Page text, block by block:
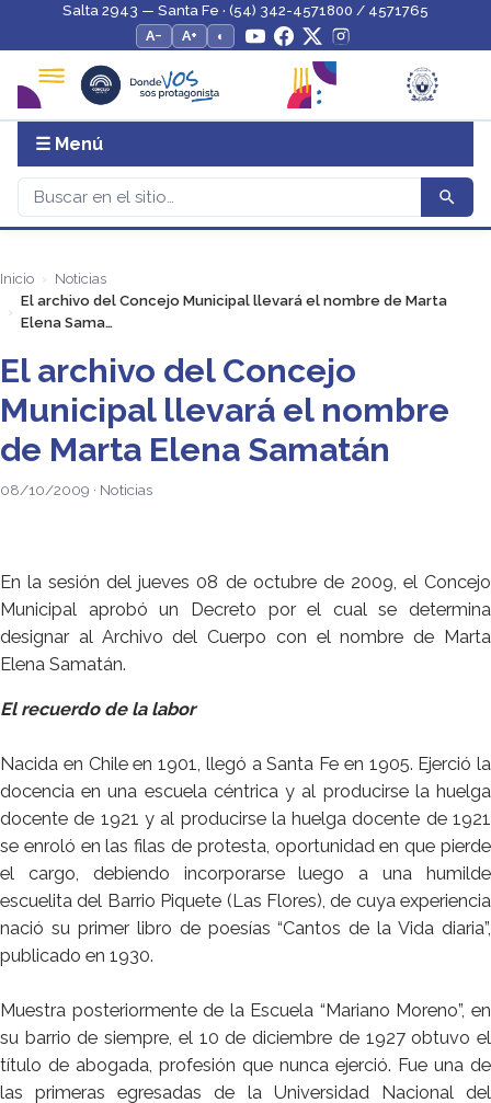
Salta 2943 — Santa Fe · (54) 342-4571800 / 4571765
A−
A+ ◐
☰ Menú
Inicio
Noticias
El archivo del Concejo Municipal llevará el nombre de Marta
Elena Sama…
El archivo del Concejo
Municipal llevará el nombre
de Marta Elena Samatán
08/10/2009 · Noticias
En la sesión del jueves 08 de octubre de 2009, el Concejo
Municipal aprobó un Decreto por el cual se determina
designar al Archivo del Cuerpo con el nombre de Marta
Elena Samatán.
El recuerdo de la labor
Nacida en Chile en 1901, llegó a Santa Fe en 1905. Ejerció la
docencia en una escuela céntrica y al producirse la huelga
docente de 1921 y al producirse la huelga docente de 1921
se enroló en las filas de protesta, oportunidad en que pierde
el cargo, debiendo incorporarse luego a una humilde
escuelita del Barrio Piquete (Las Flores), de cuya experiencia
nació su primer libro de poesías “Cantos de la Vida diaria”,
publicado en 1930.
Muestra posteriormente de la Escuela “Mariano Moreno”, en
su barrio de siempre, el 10 de diciembre de 1927 obtuvo el
título de abogada, profesión que nunca ejerció. Fue una de
las primeras egresadas de la Universidad Nacional del